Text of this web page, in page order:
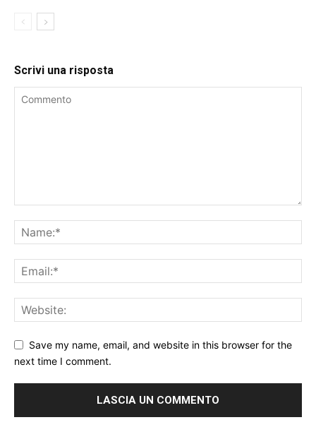
Scrivi una risposta
Save my name, email, and website in this browser for the
next time I comment.